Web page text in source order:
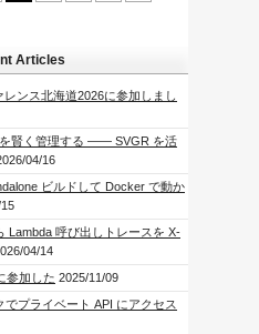
Articles
ンス北海道2026に参加しまし
賢く管理する —— SVGR を活
04/16
ビルドして Docker で動か
Lambda 呼び出しトレースを X-
04/14
参加した 2025/11/09
プライベート API にアクセス